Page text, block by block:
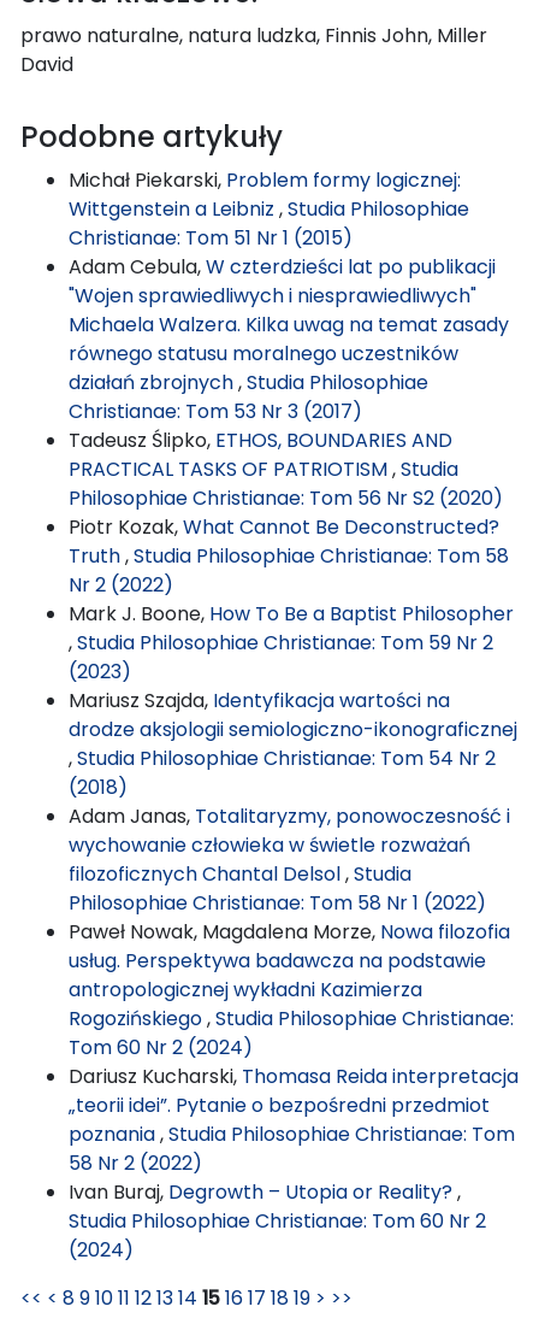
prawo naturalne, natura ludzka, Finnis John, Miller
David
Podobne artykuły
Michał Piekarski, Problem formy logicznej:
Wittgenstein a Leibniz ,Studia Philosophiae
Christianae: Tom 51 Nr 1 (2015)
Adam Cebula,W czterdzieści lat po publikacji
"Wojen sprawiedliwych i niesprawiedliwych"
Michaela Walzera. Kilka uwag na temat zasady
równego statusu moralnego uczestników
działań zbrojnych,Studia Philosophiae
Christianae: Tom 53 Nr 3 (2017)
Tadeusz Ślipko, ETHOS, BOUNDARIES AND
PRACTICAL TASKS OF PATRIOTISM,Studia
Philosophiae Christianae: Tom 56 Nr S2 (2020)
Piotr Kozak,What Cannot Be Deconstructed?
Truth,Studia Philosophiae Christianae: Tom 58
Nr 2 (2022)
Mark J. Boone, How To Be a Baptist Philosopher
,Studia Philosophiae Christianae: Tom 59 Nr 2
(2023)
Mariusz Szajda, Identyfikacja wartości na
drodze aksjologii semiologiczno-ikonograficznej
,Studia Philosophiae Christianae: Tom 54 Nr 2
(2018)
Adam Janas, Totalitaryzmy, ponowoczesność i
wychowanie człowieka w świetle rozważań
filozoficznych Chantal Delsol,Studia
Philosophiae Christianae: Tom 58 Nr 1 (2022)
Paweł Nowak, Magdalena Morze, Nowa filozofia
usług. Perspektywa badawcza na podstawie
antropologicznej wykładni Kazimierza
Rogozińskiego,Studia Philosophiae Christianae:
Tom 60 Nr 2 (2024)
Dariusz Kucharski, Thomasa Reida interpretacja
„teorii idei”. Pytanie o bezpośredni przedmiot
poznania,Studia Philosophiae Christianae: Tom
58 Nr 2 (2022)
Ivan Buraj, Degrowth – Utopia or Reality?,
Studia Philosophiae Christianae: Tom 60 Nr 2
(2024)
<< < 891011 121314 151617 1819 > >>